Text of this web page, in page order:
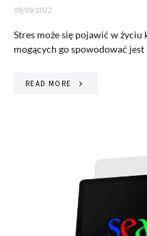
09/09/2022
Stres może się pojawić w życiu
mogących go spowodować
READ MORE